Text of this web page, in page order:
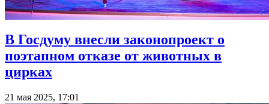
В Госдуму внесли законопроект о
поэтапном отказе от животных в
цирках
21 мая 2025, 17:01